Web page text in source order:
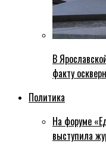
В
факту
Политика
На форуме
выступила